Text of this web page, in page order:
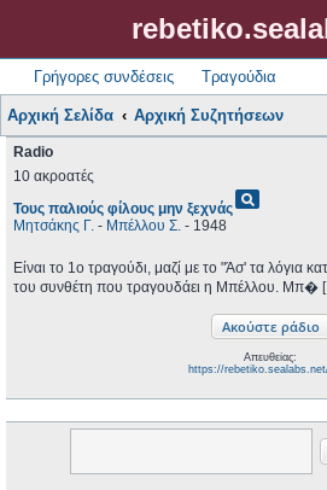
Γρήγορες συνδέσεις Τραγούδια
Αρχική Σελίδα Αρχική Συζητήσεων
Radio
10 ακροατές
Τους παλιούς φίλους μην ξεχνάςpageview
Μητσάκης Γ. - Μπέλλου Σ. - 1948
Είναι το 1ο τραγούδι, μαζί με το "Άσ' τα λόγια
του συνθέτη που τραγουδάει η Μπέλλου. Μπ�
Απευθείας:
https://